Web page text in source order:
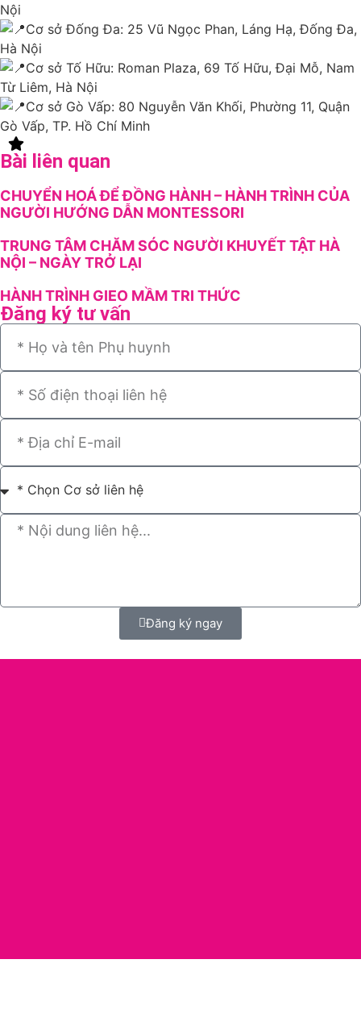
Nội
Cơ sở Đống Đa: 25 Vũ Ngọc Phan, Láng Hạ, Đống Đa,
Hà Nội
Cơ sở Tố Hữu: Roman Plaza, 69 Tố Hữu, Đại Mỗ, Nam
Từ Liêm, Hà Nội
Cơ sở Gò Vấp: 80 Nguyễn Văn Khối, Phường 11, Quận
Gò Vấp, TP. Hồ Chí Minh
Bài liên quan
CHUYỂN HOÁ ĐỂ ĐỒNG HÀNH – HÀNH TRÌNH CỦA
NGƯỜI HƯỚNG DẪN MONTESSORI
TRUNG TÂM CHĂM SÓC NGƯỜI KHUYẾT TẬT HÀ
NỘI – NGÀY TRỞ LẠI
HÀNH TRÌNH GIEO MẦM TRI THỨC
Đăng ký tư vấn
Đăng ký ngay